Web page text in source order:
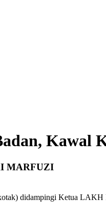
Kawal
MARFUZI
didampingi Ketua